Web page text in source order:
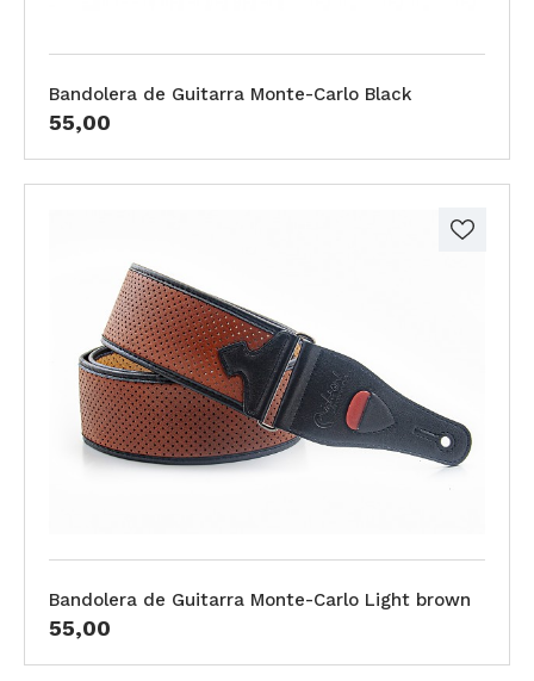
Bandolera de Guitarra Monte-Carlo Black
55,00
Bandolera de Guitarra Monte-Carlo Light brown
55,00